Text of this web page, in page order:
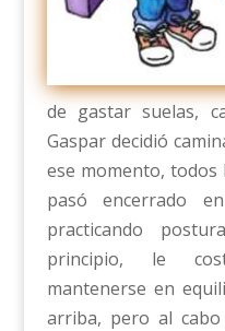
de gastar suelas,
Gaspar decidió
ese momento, todos
pasó encerrado
practicando
principio, le
mantenerse en
arriba, pero al